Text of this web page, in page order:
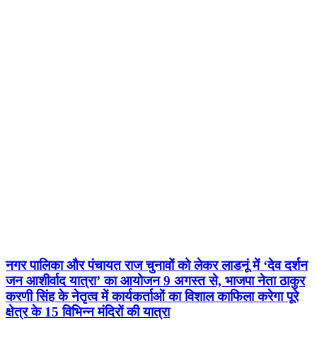
नगर पालिका और पंचायत राज चुनावों को लेकर लाडनूं में ‘देव दर्शन
जन आशीर्वाद यात्रा’ का आयोजन 9 अगस्त से, भाजपा नेता ठाकुर
करणी सिंह के नेतृत्व में कार्यकर्ताओं का विशाल काफिला करेगा पूरे
क्षेत्र के 15 विभिन्न मंदिरों की यात्रा